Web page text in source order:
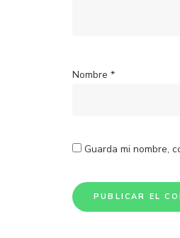
Nombre *
Guarda mi nombre,